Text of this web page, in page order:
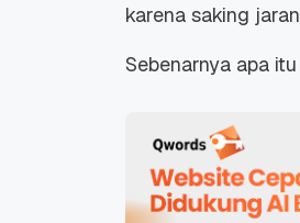
karena saking
Sebenarnya apa itu